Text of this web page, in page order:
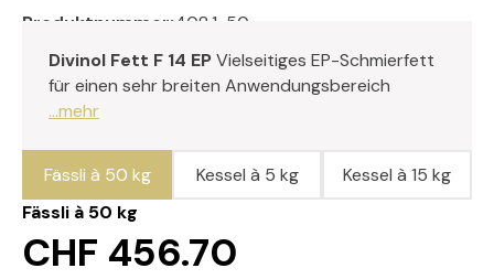
Produktnummer: 408.1-50
Divinol Fett F 14 EPVielseitiges EP-Schmierfett
für einen sehr breiten Anwendungsbereich
...mehr
Fässli à 50 kg
CHF 456.70
Fässli à 50 kg Kessel à 5 kg Kessel à 15 kg